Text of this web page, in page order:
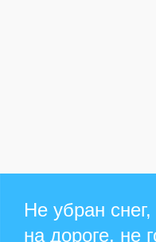
Не убран
на дороге, не